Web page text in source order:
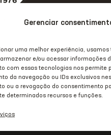
Gerenciar
uma melhor experiência,
e/ou acessar informações
com essas tecnologias nos permite
da navegação ou IDs exclusivos
ou a revogação do consentimento
determinados recursos e funções.
REDES
Instagram
Facebook
Youtube
Linkedin
OUTRAS
TikTok
X
os direitos